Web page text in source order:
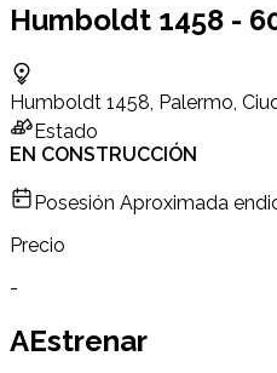
Humboldt 1458 -
Humboldt 1458, Palermo,
Estado
EN CONSTRUCCIÓN
Posesión Aproximada en
Precio
-
AEstrenar